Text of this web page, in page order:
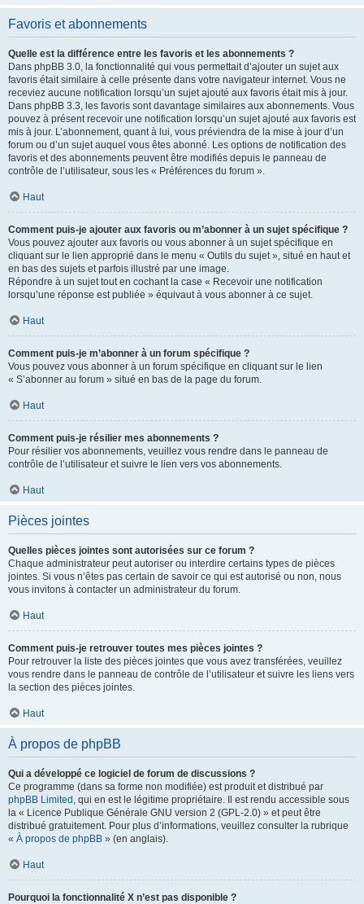
Favoris et abonnements
Quelle est la différence entre les favoris et les abonnements ?
Dans phpBB 3.0, la fonctionnalité qui vous permettait d’ajouter un sujet aux
favoris était similaire à celle présente dans votre navigateur internet. Vous ne
receviez aucune notification lorsqu’un sujet ajouté aux favoris était mis à jour.
Dans phpBB 3.3, les favoris sont davantage similaires aux abonnements. Vous
pouvez à présent recevoir une notification lorsqu’un sujet ajouté aux favoris est
mis à jour. L’abonnement, quant à lui, vous préviendra de la mise à jour d’un
forum ou d’un sujet auquel vous êtes abonné. Les options de notification des
favoris et des abonnements peuvent être modifiés depuis le panneau de
contrôle de l’utilisateur, sous les « Préférences du forum ».
Haut
Comment puis-je ajouter aux favoris ou m’abonner à un sujet spécifique ?
Vous pouvez ajouter aux favoris ou vous abonner à un sujet spécifique en
cliquant sur le lien approprié dans le menu « Outils du sujet », situé en haut et
en bas des sujets et parfois illustré par une image.
Répondre à un sujet tout en cochant la case « Recevoir une notification
lorsqu’une réponse est publiée » équivaut à vous abonner à ce sujet.
Haut
Comment puis-je m’abonner à un forum spécifique ?
Vous pouvez vous abonner à un forum spécifique en cliquant sur le lien
« S’abonner au forum » situé en bas de la page du forum.
Haut
Comment puis-je résilier mes abonnements ?
Pour résilier vos abonnements, veuillez vous rendre dans le panneau de
contrôle de l’utilisateur et suivre le lien vers vos abonnements.
Haut
Pièces jointes
Quelles pièces jointes sont autorisées sur ce forum ?
Chaque administrateur peut autoriser ou interdire certains types de pièces
jointes. Si vous n’êtes pas certain de savoir ce qui est autorisé ou non, nous
vous invitons à contacter un administrateur du forum.
Haut
Comment puis-je retrouver toutes mes pièces jointes ?
Pour retrouver la liste des pièces jointes que vous avez transférées, veuillez
vous rendre dans le panneau de contrôle de l’utilisateur et suivre les liens vers
la section des pièces jointes.
Haut
À propos de phpBB
Qui a développé ce logiciel de forum de discussions ?
Ce programme (dans sa forme non modifiée) est produit et distribué par
phpBB Limited , qui en est le légitime propriétaire. Il est rendu accessible sous
la « Licence Publique Générale GNU version 2 (GPL-2.0) » et peut être
distribué gratuitement. Pour plus d’informations, veuillez consulter la rubrique
« À propos de phpBB » (en anglais).
Haut
Pourquoi la fonctionnalité X n’est pas disponible ?